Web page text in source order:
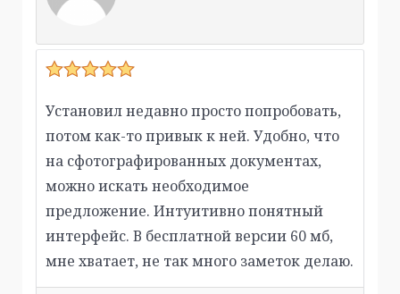
Установил недавно просто попробовать,
потом как-то привык к ней. Удобно, что
на сфотографированных документах,
можно искать необходимое
предложение. Интуитивно понятный
интерфейс. В бесплатной версии 60 мб,
мне хватает, не так много заметок делаю.